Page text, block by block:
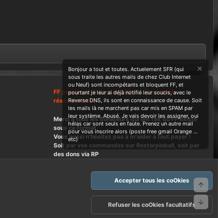
FF powered ! © Depuis 2004 ....Tous droits
réservés Wdes
Merci à tous les donateurs qui ont fait qu'FF existe
sous ce format.
Vous aussi n'hésitez pas à m'aider à tout payer !
Soit par vos commandes sur Restorpinball, soit par
des dons via RP
Politique de confidentialité Aide
R
S
Bonjour a tout et toutes. Actuelement SFR (qui
sous traite les autres mails de chez Club Internet
ou Neuf) sont incompétants et bloquent FF, et
pourtant je leur ai déjà notifié leur soucis, avec le
Reverse DNS, ils sont en connaissance de cause. Soit
les mails là ne marchent pas car mis en SPAM par
leur système. Abusé. Je vais devoir les assigner, oui
hélas car sont seuls en faute. Prenez un autre mail
pour vous inscrire alors (poste free gmail Orange ...
etc)
Accepter tous les coOkies
Refuser les coOkies facultatifs